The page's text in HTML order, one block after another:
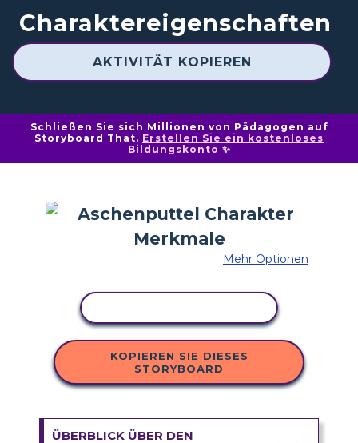
Charaktereigenschaften
AKTIVITÄT KOPIEREN
Schließen Sie sich Millionen von Pädagogen auf
Storyboard That. Erstellen Sie ein kostenloses
Bildungskonto ✨
Mehr Optionen
KOPIEREN SIE DIESES
STORYBOARD
ÜBERBLICK ÜBER DEN